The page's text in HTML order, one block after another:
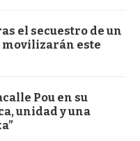
el secuestro de un
movilizarán este
Pou en su
unidad y una